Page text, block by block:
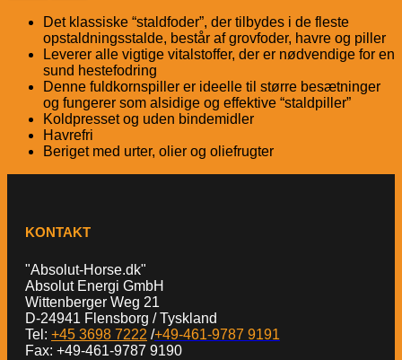
Det klassiske “staldfoder”, der tilbydes i de fleste
opstaldningsstalde, består af grovfoder, havre og piller
Leverer alle vigtige vitalstoffer, der er nødvendige for en
sund hestefodring
Denne fuldkornspiller er ideelle til større besætninger
og fungerer som alsidige og effektive “staldpiller”
Koldpresset og uden bindemidler
Havrefri
Beriget med urter, olier og oliefrugter
KONTAKT
"Absolut-Horse.dk"
Absolut Energi GmbH
Wittenberger Weg 21
D-24941 Flensborg / Tyskland
Tel: +45 3698 7222 /+49-461-9787 9191
Fax: +49-461-9787 9190